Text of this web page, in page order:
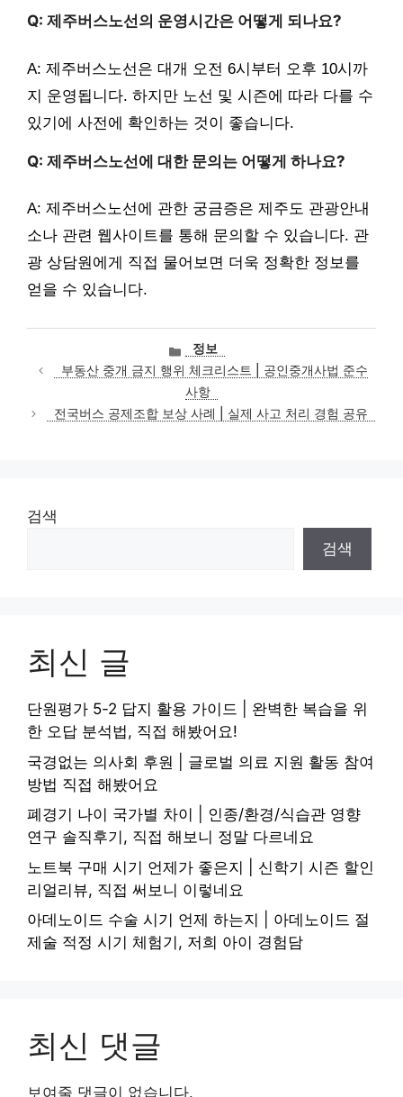
Q: 제주버스노선의 운영시간은 어떻게 되나요?
A: 제주버스노선은 대개 오전 6시부터 오후 10시까
지 운영됩니다. 하지만 노선 및 시즌에 따라 다를 수
있기에 사전에 확인하는 것이 좋습니다.
Q: 제주버스노선에 대한 문의는 어떻게 하나요?
A: 제주버스노선에 관한 궁금증은 제주도 관광안내
소나 관련 웹사이트를 통해 문의할 수 있습니다. 관
광 상담원에게 직접 물어보면 더욱 정확한 정보를
얻을 수 있습니다.
카
테
고
리
정보
부동산 중개 금지 행위 체크리스트 | 공인중개사법 준수
사항
전국버스 공제조합 보상 사례 | 실제 사고 처리 경험 공유
검색
검색
최신 글
단원평가 5-2 답지 활용 가이드 | 완벽한 복습을 위
한 오답 분석법, 직접 해봤어요!
국경없는 의사회 후원 | 글로벌 의료 지원 활동 참여
방법 직접 해봤어요
폐경기 나이 국가별 차이 | 인종/환경/식습관 영향
연구 솔직후기, 직접 해보니 정말 다르네요
노트북 구매 시기 언제가 좋은지 | 신학기 시즌 할인
리얼리뷰, 직접 써보니 이렇네요
아데노이드 수술 시기 언제 하는지 | 아데노이드 절
제술 적정 시기 체험기, 저희 아이 경험담
최신 댓글
보여줄 댓글이 없습니다.